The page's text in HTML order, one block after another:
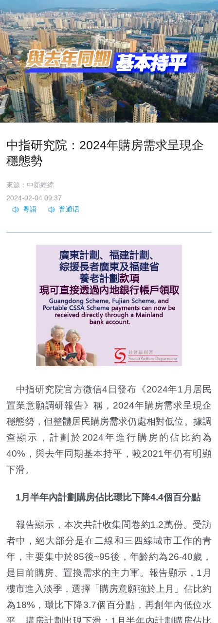
中指研究院：2024年購房需求呈現企
穩態勢
來源：中新經緯
2024-02-04 09:37
中指研究院官方微信4日發布《2024年1月居民
置業意願調研報告》稱，2024年購房需求呈現企
穩態勢，但整體居民購房需求仍處相對低位。據調
查顯示，計劃於2024年進行購房的佔比約為
40%，與去年同期基本持平，較2021年仍有明顯
下滑。
1月半年內計劃購房佔比環比下降4.4個百分點
報告顯示，本次共計收集問卷約1.2萬份。受訪
者中，絕大部分是在二線和三四線城市工作的青
年，主要集中於85後~95後，年齡約為26-40歲，
是目前購房、置換需求的主力軍。報告顯示，1月
樓市進入淡季，選擇「購房意願強於上月」佔比約
為18%，環比下降3.7個百分點，再創年內低位水
平。購房計劃出現下滑：1月半年內計劃購房佔比